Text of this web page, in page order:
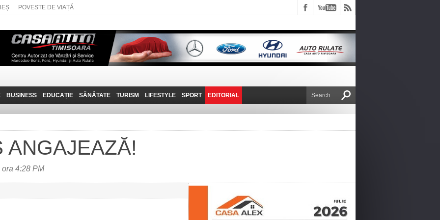
POVESTE DE VIAȚĂ
BUSINESS
JOB-URI
TEHNIT
EDUCAȚIE SĂNĂTATE TURISM
PRIN MUNȚII
VISIT CARAȘ-SEVERIN
FANTASTICUL BANAT
LIFESTYLE
POVESTE DE VIAȚĂ
SPORT EDITORIAL
DE VICTOR NAFIRU
ANGAJEAZĂ!
4:28 PM